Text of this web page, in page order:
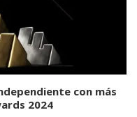
con más
2024